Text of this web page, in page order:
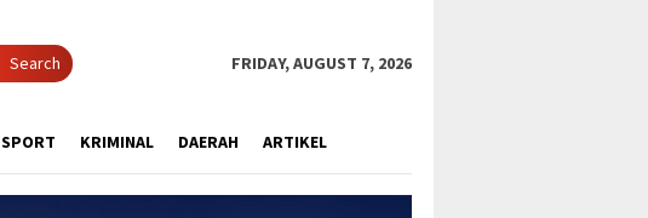
Search FRIDAY, AUGUST 7, 2026
SPORT KRIMINAL DAERAH ARTIKEL